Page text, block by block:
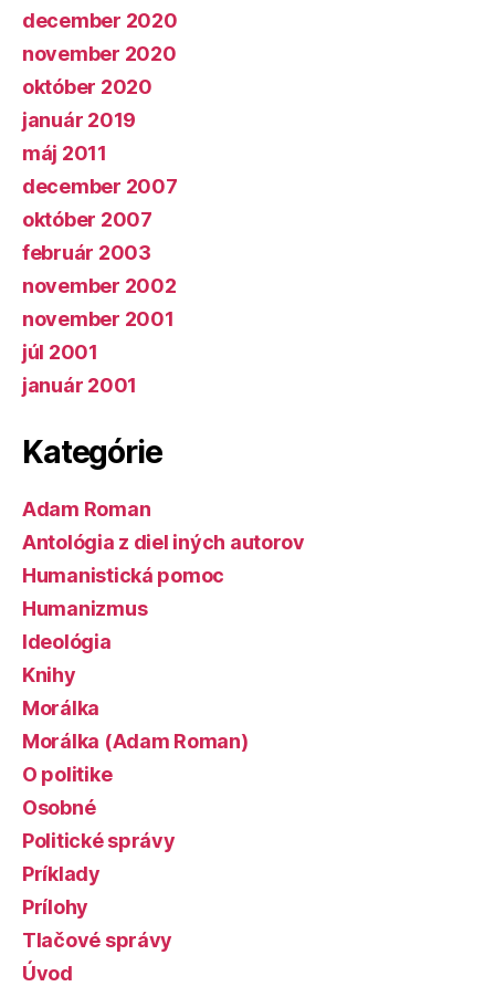
december 2020
november 2020
október 2020
január 2019
máj 2011
december 2007
október 2007
február 2003
november 2002
november 2001
júl 2001
január 2001
Kategórie
Adam Roman
Antológia z diel iných autorov
Humanistická pomoc
Humanizmus
Ideológia
Knihy
Morálka
Morálka (Adam Roman)
O politike
Osobné
Politické správy
Príklady
Prílohy
Tlačové správy
Úvod